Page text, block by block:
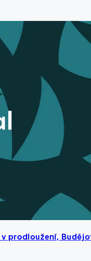
prodloužení,